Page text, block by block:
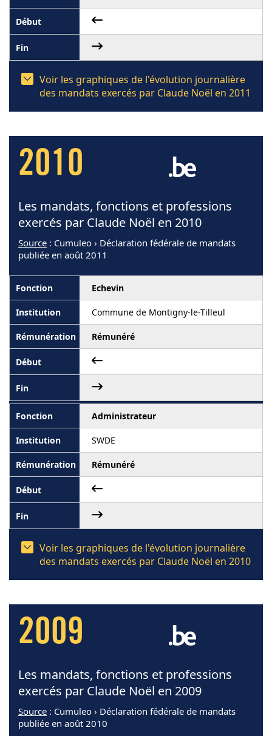
Voir les graphiques de l'évolution journalière
des mandats exercés par Claude Noël en 2011
2010
Les mandats, fonctions et professions
exercés par Claude Noël en 2010
Source : Cumuleo › Déclaration fédérale de mandats
publiée en août 2011
Echevin
Commune de Montigny-le-Tilleul
Rémunéré
Administrateur
SWDE
Rémunéré
Voir les graphiques de l'évolution journalière
des mandats exercés par Claude Noël en 2010
2009
Les mandats, fonctions et professions
exercés par Claude Noël en 2009
Source : Cumuleo › Déclaration fédérale de mandats
publiée en août 2010